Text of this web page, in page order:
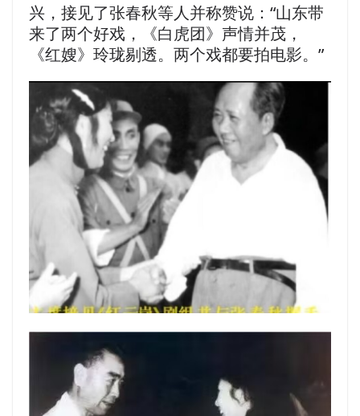
兴，接见了张春秋等人并称赞说：“山东带
来了两个好戏，《白虎团》声情并茂，
《红嫂》玲珑剔透。两个戏都要拍电影。”